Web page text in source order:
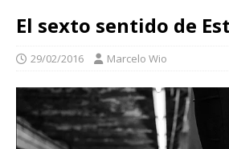
El sexto sentido de
29/02/2016 Marcelo Wio